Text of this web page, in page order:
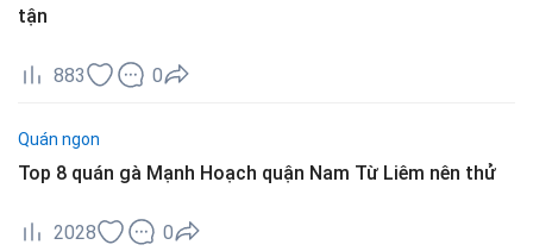
tận
883 0
Quán ngon
Top 8 quán gà Mạnh Hoạch quận Nam Từ Liêm nên thử
2028 0